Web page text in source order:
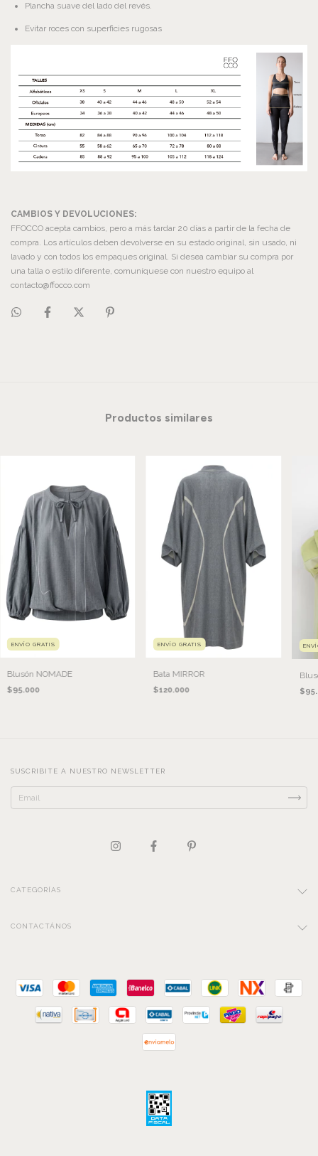
Plancha suave del lado del revés.
Evitar roces con superficies rugosas
CAMBIOS Y DEVOLUCIONES:
FFOCCO acepta cambios, pero a más tardar 20 días a partir de la fecha de
compra. Los artículos deben devolverse en su estado original, sin usado, ni
lavado y con todos los empaques original. Si desea cambiar su compra por
una talla o estilo diferente, comuníquese con nuestro equipo al
contacto@ffocco.com
Productos similares
ENVÍO GRATIS
Blusón NOMADE
$95.000
ENVÍO GRATIS
Bata MIRROR
$120.000
SUSCRIBITE A NUESTRO NEWSLETTER
CATEGORÍAS
CONTACTÁNOS